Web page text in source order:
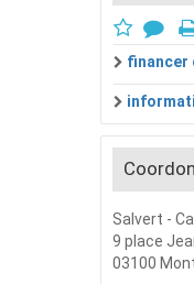
financer
Salvert -
9 place
03100